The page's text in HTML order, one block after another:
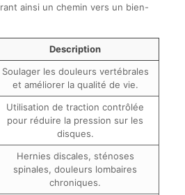
ainsi un chemin vers un bien-
Description
Soulager les douleurs vertébrales
et améliorer la qualité de vie.
Utilisation de traction contrôlée
pour réduire la pression sur les
disques.
Hernies discales, sténoses
spinales, douleurs lombaires
chroniques.